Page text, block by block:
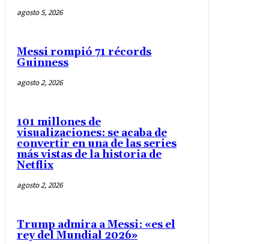
agosto 5, 2026
Messi rompió 71 récords
Guinness
agosto 2, 2026
101 millones de
visualizaciones: se acaba de
convertir en una de las series
más vistas de la historia de
Netflix
agosto 2, 2026
Trump admira a Messi: «es el
rey del Mundial 2026»